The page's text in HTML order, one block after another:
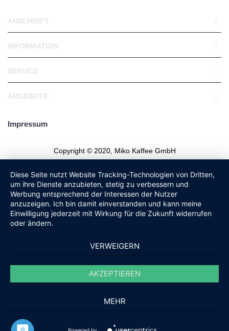
ANSCHRIFT
INFORMATION
SERVICE
ANGEBOTE
Impressum
Copyright © 2020, Miko Kaffee GmbH
Diese Seite nutzt Website Tracking-Technologien von Dritten,
um ihre Dienste anzubieten, stetig zu verbessern und
Werbung entsprechend der Interessen der Nutzer
anzuzeigen. Ich bin damit einverstanden und kann meine
Einwilligung jederzeit mit Wirkung für die Zukunft widerrufen
oder ändern.
VERWEIGERN
AKZEPTIEREN
MEHR